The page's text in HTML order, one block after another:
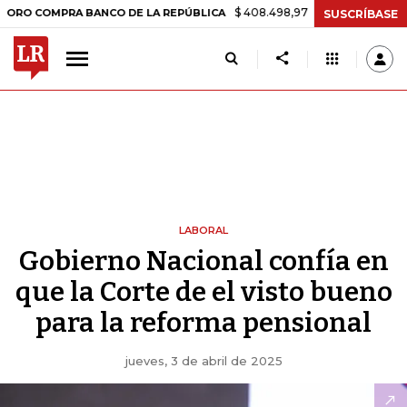
BANCO DE LA REPÚBLICA $ 408.498,97 +$ 8.753,81 +2,19%
SUSCRÍBASE
LABORAL
Gobierno Nacional confía en
que la Corte de el visto bueno
para la reforma pensional
jueves, 3 de abril de 2025